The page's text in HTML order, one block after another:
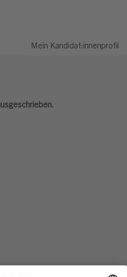
Mein Kandidat:innenprofil